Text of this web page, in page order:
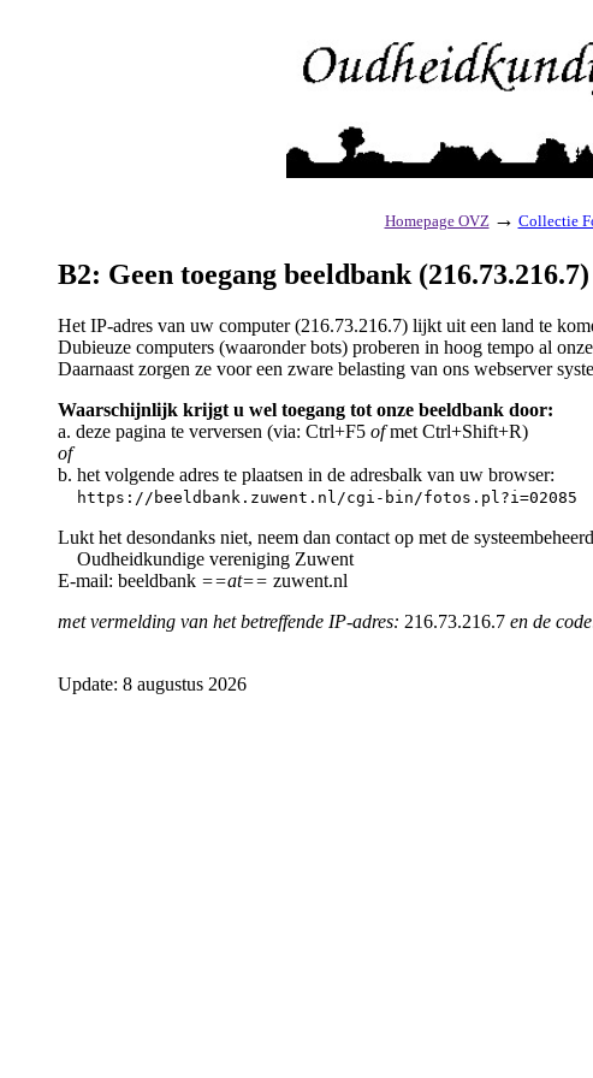
Homepage OVZ → Collectie
B2: Geen toegang beeldbank
Het IP-adres van uw computer (216.73.216.7) lijkt uit een land te
Dubieuze computers (waaronder bots) proberen in hoog tempo al
Daarnaast zorgen ze voor een zware belasting van ons webserver
Waarschijnlijk krijgt u wel toegang tot onze beeldbank door:
a. deze pagina te verversen (via: Ctrl+F5 ofmet Ctrl+Shift+R)
of
b. het volgende adres te plaatsen in de adresbalk van uw browser:
https://beeldbank.zuwent.nl/cgi-bin/fotos.pl?i=02085
Lukt het desondanks niet, neem dan contact op met de
Oudheidkundige vereniging Zuwent
E-mail: beeldbank ==at== zuwent.nl
met vermelding van het betreffende IP-adres: 216.73.216.7 en de
Update: 8 augustus 2026